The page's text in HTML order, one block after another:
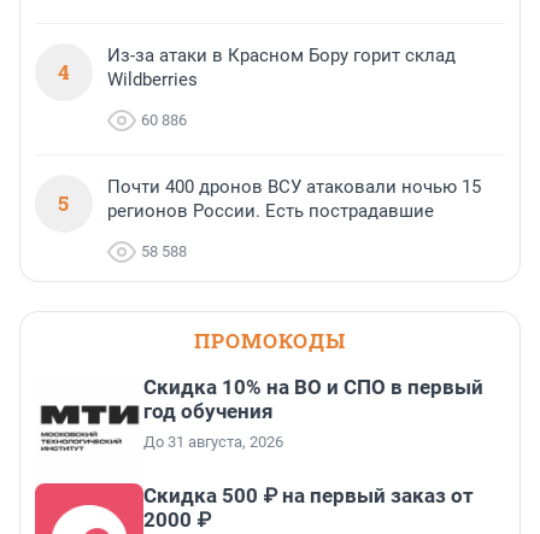
4
Из-за атаки в Красном Бору горит склад
Wildberries
60 886
5
Почти 400 дронов ВСУ атаковали ночью 15
регионов России. Есть пострадавшие
58 588
ПРОМОКОДЫ
Скидка 10% на ВО и СПО в первый
год обучения
До 31 августа, 2026
Скидка 500 ₽ на первый заказ от
2000 ₽